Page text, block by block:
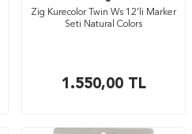
Zig Kurecolor Twin Ws 12’li Marker
Seti Natural Colors
1.550,00TL